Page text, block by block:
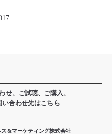
せ、ご試聴、ご購入、
合わせ先はこちら
ス&マーケティング株式会社